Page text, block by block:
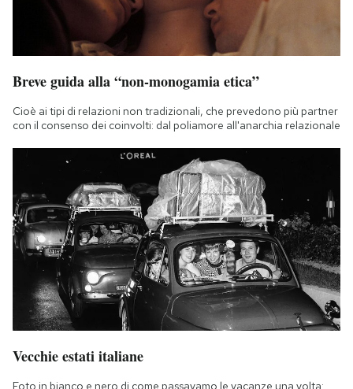
Breve guida alla “non-monogamia etica”
Cioè ai tipi di relazioni non tradizionali, che prevedono più partner
con il consenso dei coinvolti: dal poliamore all'anarchia relazionale
Vecchie estati italiane
Foto in bianco e nero di come passavamo le vacanze una volta: